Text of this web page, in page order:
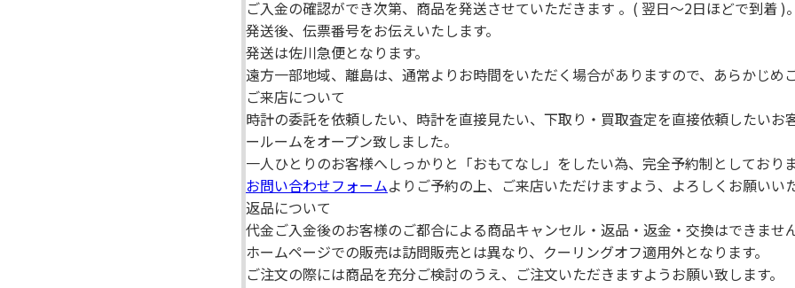
ご入金の確認ができ次第、商品を発送させていただきます 。( 翌日～2日ほどで到着 )。
発送後、伝票番号をお伝えいたします。
発送は佐川急便となります。
遠方一部地域、離島は、通常よりお時間をいただく場合がありますので、あらかじめ
ご来店について
時計の委託を依頼したい、時計を直接見たい、下取り・買取査定を直接依頼したいお
ールームをオープン致しました。
一人ひとりのお客様へしっかりと「おもてなし」をしたい為、完全予約制としておりま
お問い合わせフォームよりご予約の上、ご来店いただけますよう、よろしくお願いい
返品について
代金ご入金後のお客様のご都合による商品キャンセル・返品・返金・交換はできません
ホームページでの販売は訪問販売とは異なり、クーリングオフ適用外となります。
ご注文の際には商品を充分ご検討のうえ、ご注文いただきますようお願い致します。